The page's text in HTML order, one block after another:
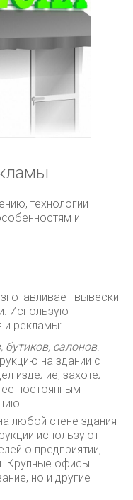
технологии
и
вывески
Используют
и рекламы:
бутиков, салонов.
на здании с
изделие, захотел
ее постоянным
любой стене здания
используют
о предприятии,
Крупные офисы
но и другие